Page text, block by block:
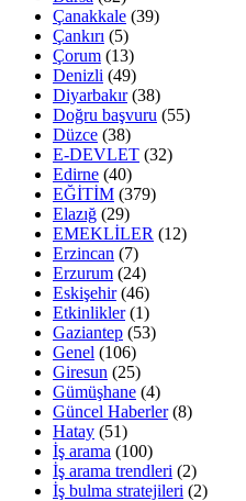
Çanakkale (39)
Çankırı (5)
Çorum (13)
Denizli (49)
Diyarbakır(38)
Doğru başvuru (55)
Düzce (38)
E-DEVLET (32)
Edirne (40)
EĞİTİM (379)
Elazığ (29)
EMEKLİLER (12)
Erzincan (7)
Erzurum (24)
Eskişehir(46)
Etkinlikler(1)
Gaziantep (53)
Genel (106)
Giresun (25)
Gümüşhane (4)
Güncel Haberler(8)
Hatay (51)
İş arama (100)
İş arama trendleri (2)
İş bulma stratejileri (2)